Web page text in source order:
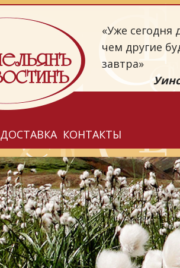
«Уже сегодня
чем другие
завтра»
ДОСТАВКА КОНТАКТЫ